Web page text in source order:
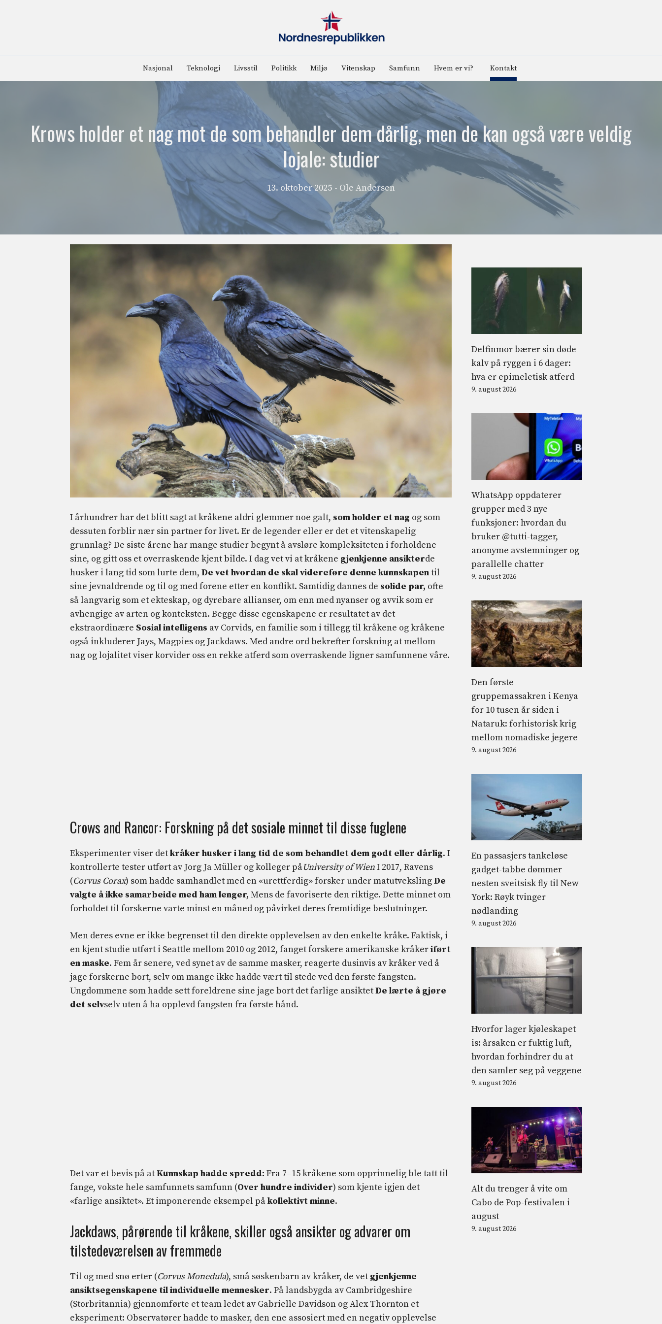
Nasjonal Teknologi Livsstil Politikk Miljø Vitenskap Samfunn Hvem er vi? Kontakt
Krows holder et nag mot de som behandler dem dårlig, men de kan også være veldig
lojale: studier
13. oktober 2025 - Ole Andersen
I århundrer har det blitt sagt at kråkene aldri glemmer noe galt, som holder et nag og som
dessuten forblir nær sin partner for livet. Er de legender eller er det et vitenskapelig
grunnlag? De siste årene har mange studier begynt å avsløre kompleksiteten i forholdene
sine, og gitt oss et overraskende kjent bilde. I dag vet vi at kråkene gjenkjenne ansikterde
husker i lang tid som lurte dem, De vet hvordan de skal videreføre denne kunnskapentil
sine jevnaldrende og til og med forene etter en konflikt. Samtidig dannes de solide par, ofte
så langvarig som et ekteskap, og dyrebare allianser, om enn med nyanser og avvik som er
avhengige av arten og konteksten. Begge disse egenskapene er resultatet av det
ekstraordinære Sosial intelligens av Corvids, en familie som i tillegg til kråkene og kråkene
også inkluderer Jays, Magpies og Jackdaws. Med andre ord bekrefter forskning at mellom
nag og lojalitet viser korvider oss en rekke atferd som overraskende ligner samfunnene våre.
Crows and Rancor: Forskning på det sosiale minnet til disse fuglene
Eksperimenter viser detkråker husker i lang tid de som behandlet dem godt eller dårlig. I
kontrollerte tester utført av Jorg Ja Müller og kolleger påUniversity of WienI 2017, Ravens
(Corvus Corax) som hadde samhandlet med en «urettferdig» forsker under matutvekslingDe
valgte å ikke samarbeide med ham lenger, Mens de favoriserte den riktige. Dette minnet om
forholdet til forskerne varte minst en måned og påvirket deres fremtidige beslutninger.
Men deres evne er ikke begrenset til den direkte opplevelsen av den enkelte kråke. Faktisk, i
en kjent studie utført i Seattle mellom 2010 og 2012, fanget forskere amerikanske kråkeriført
en maske. Fem år senere, ved synet av de samme masker, reagerte dusinvis av kråker ved å
jage forskerne bort, selv om mange ikke hadde vært til stede ved den første fangsten.
Ungdommene som hadde sett foreldrene sine jage bort det farlige ansiktetDe lærte å gjøre
det selvselv uten å ha opplevd fangsten fra første hånd.
Det var et bevis på at Kunnskap hadde spredd: Fra 7–15 kråkene som opprinnelig ble tatt til
fange, vokste hele samfunnets samfunn (Over hundre individer) som kjente igjen det
«farlige ansiktet». Et imponerende eksempel påkollektivt minne.
Jackdaws, pårørende til kråkene, skiller også ansikter og advarer om
tilstedeværelsen av fremmede
Til og med snø erter (Corvus Monedula), små søskenbarn av kråker, de vet gjenkjenne
ansiktsegenskapene til individuelle mennesker. På landsbygda av Cambridgeshire
(Storbritannia) gjennomførte et team ledet av Gabrielle Davidson og Alex Thornton et
eksperiment: Observatører hadde to masker, den ene assosiert med en negativ opplevelse
Delfinmor bærer sin døde
kalv på ryggen i 6 dager:
hva er epimeletisk atferd
9. august 2026
WhatsApp oppdaterer
grupper med 3 nye
funksjoner: hvordan du
bruker @tutti-tagger,
anonyme avstemninger og
parallelle chatter
9. august 2026
Den første
gruppemassakren i Kenya
for 10 tusen år siden i
Nataruk: forhistorisk krig
mellom nomadiske jegere
9. august 2026
En passasjers tankeløse
gadget-tabbe dømmer
nesten sveitsisk fly til New
York: Røyk tvinger
nødlanding
9. august 2026
Hvorfor lager kjøleskapet
is: årsaken er fuktig luft,
hvordan forhindrer du at
den samler seg på veggene
9. august 2026
Alt du trenger å vite om
Cabo de Pop-festivalen i
august
9. august 2026